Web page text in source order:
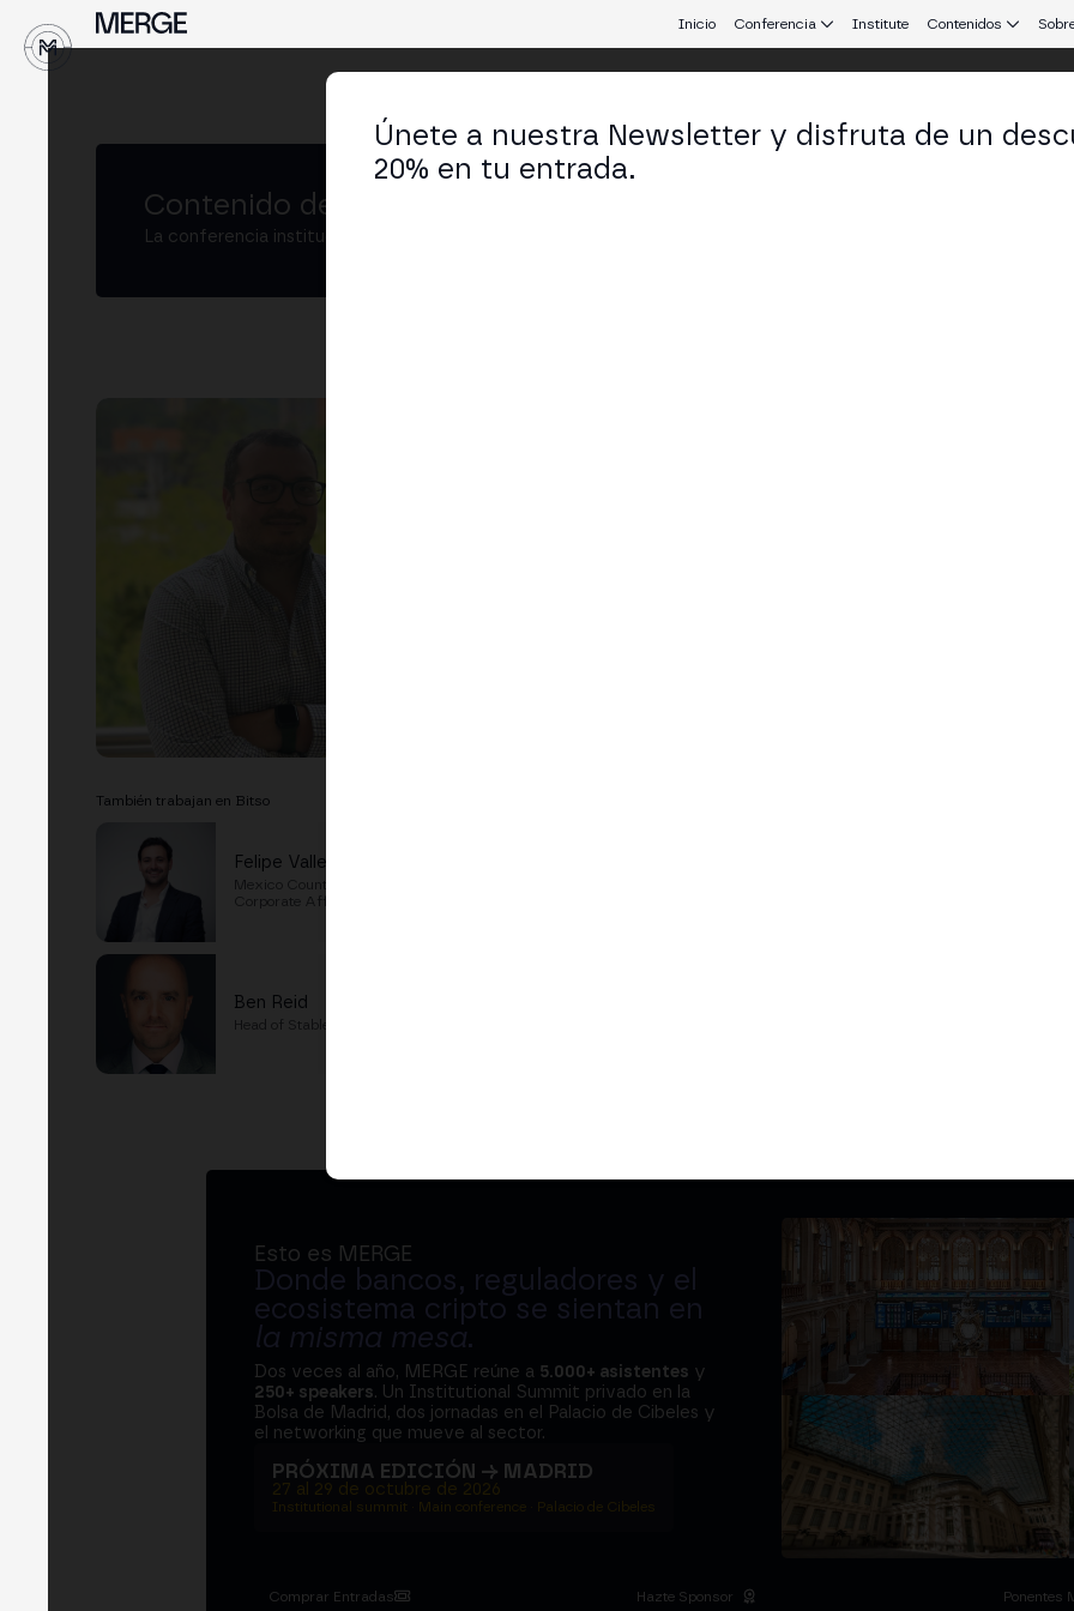
Inicio Conferencia Institute Contenidos
Contenido de MERGE
La conferencia institucional de cripto y Web3 que conecta Europa y Latinoamérica.
También trabajan en Bitso
Felipe Vallejo
Mexico Country Manager & Chief
Corporate Affairs Officer and
Ben Reid
Head of Stablecoin
Esto es MERGE
Donde bancos, reguladores y el
ecosistema cripto se sientan en
la misma mesa.
Dos veces al año, MERGE reúne a 5.000+ asistentes y
250+ speakers. Un Institutional Summit privado en la
Bolsa de Madrid, dos jornadas en el Palacio de Cibeles y
el networking que mueve al sector.
PRÓXIMA EDICIÓN → MADRID
27 al 29 de octubre de 2026
Institutional summit · Main conference · Palacio de Cibeles
Comprar Entradas Hazte Sponsor Ponentes
Únete a nuestra Newsletter y disfruta de un
20% en tu entrada.